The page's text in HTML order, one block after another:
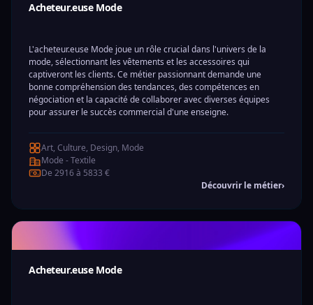
Acheteur.euse Mode
L'acheteur.euse Mode joue un rôle crucial dans l'univers de la
mode, sélectionnant les vêtements et les accessoires qui
captiveront les clients. Ce métier passionnant demande une
bonne compréhension des tendances, des compétences en
négociation et la capacité de collaborer avec diverses équipes
pour assurer le succès commercial d'une enseigne.
Art, Culture, Design, Mode
Mode - Textile
De 2916 à 5833 €
Découvrir le métier›
Acheteur.euse Mode